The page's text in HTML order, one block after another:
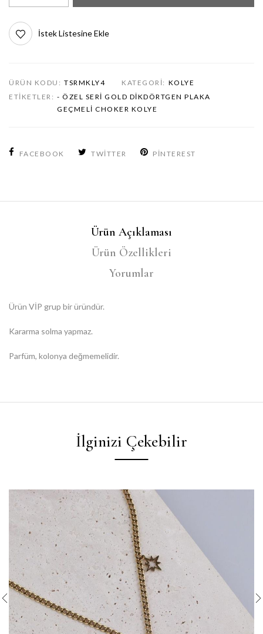
İstek Listesine Ekle
ÜRÜN KODU: TSRMKLY4 KATEGORI: KOLYE
ETIKETLER: - ÖZEL SERI GOLD DIKDÖRTGEN PLAKA
GEÇMELI CHOKER KOLYE
FACEBOOK TWITTER PINTEREST
Ürün Açıklaması
Ürün Özellikleri
Yorumlar
Ürün VİP grup bir üründür.
Kararma solma yapmaz.
Parfüm, kolonya değmemelidir.
İlginizi Çekebilir